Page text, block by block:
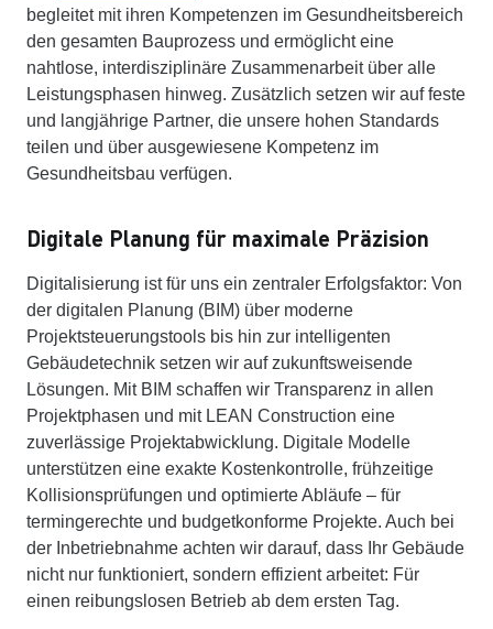
begleitet mit ihren Kompetenzen im Gesundheitsbereich
den gesamten Bauprozess und ermöglicht eine
nahtlose, interdisziplinäre Zusammenarbeit über alle
Leistungsphasen hinweg. Zusätzlich setzen wir auf feste
und langjährige Partner, die unsere hohen Standards
teilen und über ausgewiesene Kompetenz im
Gesundheitsbau verfügen.
Digitale Planung für maximale Präzision
Digitalisierung ist für uns ein zentraler Erfolgsfaktor: Von
der digitalen Planung (BIM) über moderne
Projektsteuerungstools bis hin zur intelligenten
Gebäudetechnik setzen wir auf zukunftsweisende
Lösungen. Mit BIM schaffen wir Transparenz in allen
Projektphasen und mit LEAN Construction eine
zuverlässige Projektabwicklung. Digitale Modelle
unterstützen eine exakte Kostenkontrolle, frühzeitige
Kollisionsprüfungen und optimierte Abläufe – für
termingerechte und budgetkonforme Projekte. Auch bei
der Inbetriebnahme achten wir darauf, dass Ihr Gebäude
nicht nur funktioniert, sondern effizient arbeitet: Für
einen reibungslosen Betrieb ab dem ersten Tag.